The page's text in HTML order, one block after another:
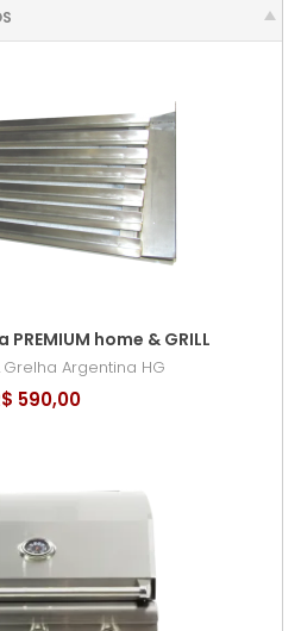
home & GRILL
Grelha Argentina HG
590,00